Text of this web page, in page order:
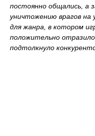
постоянно общались, а
уничтожению врагов на
для жанра, в котором
положительно
подтолкнуло